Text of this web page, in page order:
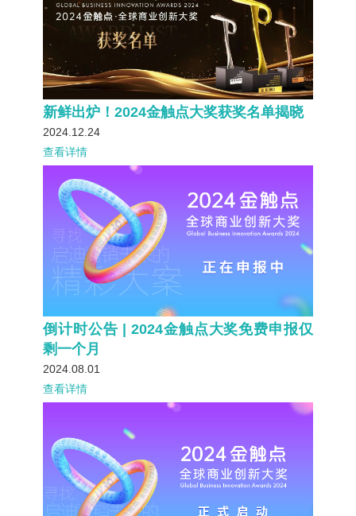
新鲜出炉！2024金触点大奖获奖名单揭晓
2024.12.24
查看详情
倒计时公告 | 2024金触点大奖免费申报仅
剩一个月
2024.08.01
查看详情